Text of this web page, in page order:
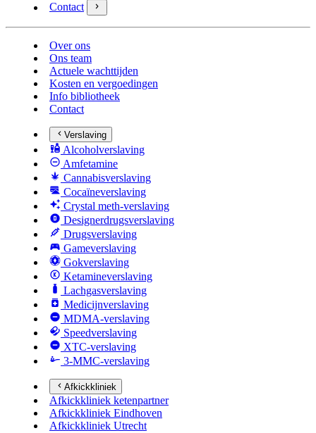
Contact
Over ons
Ons team
Actuele wachttijden
Kosten en vergoedingen
Info bibliotheek
Contact
Verslaving
Alcoholverslaving
Amfetamine
Cannabisverslaving
Cocaïneverslaving
Crystal meth-verslaving
Designerdrugsverslaving
Drugsverslaving
Gameverslaving
Gokverslaving
Ketamineverslaving
Lachgasverslaving
Medicijnverslaving
MDMA-verslaving
Speedverslaving
XTC-verslaving
3-MMC-verslaving
Afkickkliniek
Afkickkliniek ketenpartner
Afkickkliniek Eindhoven
Afkickkliniek Utrecht